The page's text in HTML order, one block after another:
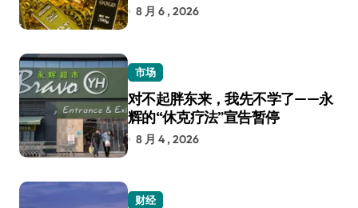
8 月 6 , 2026
市场
对不起胖东来，我先不学了——永
辉的“休克疗法”宣告暂停
8 月 4 , 2026
财经